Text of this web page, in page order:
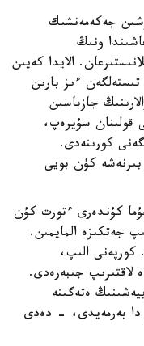
جەكەمەنشىك
ونىڭ
الايدا كەيىن
ءىز بارىن
جازباسىن
قولىنان سۇيرەپ،
كورىنەدى.
بىرنەشە كۇن بويى
كۇندەرى ءتورت كۇن
جەتكىزە المايمىن.
كورپەنى الىپ،
لاقتىرىپ جىبەرەدى.
ەتەگىنە
دا بەرمەيدى، - دەدى